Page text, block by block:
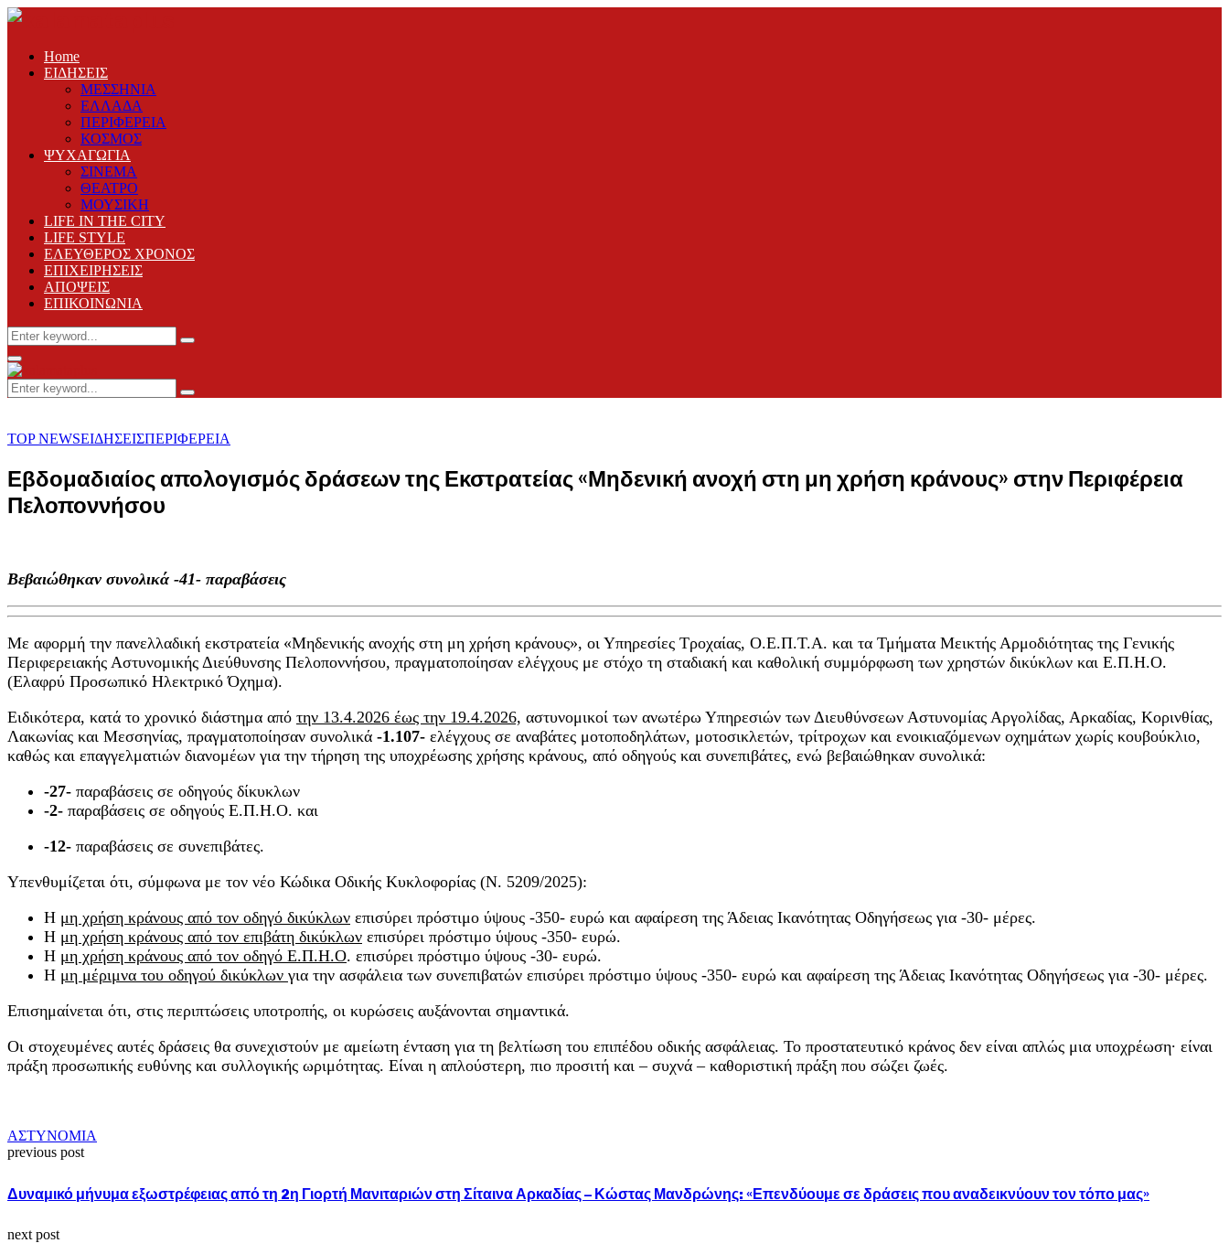
Home
ΕΙΔΗΣΕΙΣ
ΜΕΣΣΗΝΙΑ
ΕΛΛΑΔΑ
ΠΕΡΙΦΕΡΕΙΑ
ΚΟΣΜΟΣ
ΨΥΧΑΓΩΓΙΑ
ΣΙΝΕΜΑ
ΘΕΑΤΡΟ
ΜΟΥΣΙΚΗ
LIFE IN THE CITY
LIFE STYLE
ΕΛΕΥΘΕΡΟΣ ΧΡΟΝΟΣ
ΕΠΙΧΕΙΡΗΣΕΙΣ
ΑΠΟΨΕΙΣ
ΕΠΙΚΟΙΝΩΝΙΑ
Search
for:
Search
Primary
Menu
Search
for:
Search
TOP NEWSΕΙΔΗΣΕΙΣΠΕΡΙΦΕΡΕΙΑ
Εβδομαδιαίος απολογισμός δράσεων της Εκστρατείας «Μηδενική ανοχή στη μη χρήση κράνους» στην Περιφέρεια
Πελοποννήσου
Βεβαιώθηκαν συνολικά -41- παραβάσεις
Με αφορμή την πανελλαδική εκστρατεία «Μηδενικής ανοχής στη μη χρήση κράνους», οι Υπηρεσίες Τροχαίας, Ο.Ε.Π.Τ.Α. και τα Τμήματα Μεικτής Αρμοδιότητας της Γενικής
Περιφερειακής Αστυνομικής Διεύθυνσης Πελοποννήσου, πραγματοποίησαν ελέγχους με στόχο τη σταδιακή και καθολική συμμόρφωση των χρηστών δικύκλων και Ε.Π.Η.Ο.
(Ελαφρύ Προσωπικό Ηλεκτρικό Όχημα).
Ειδικότερα, κατά το χρονικό διάστημα από την 13.4.2026 έως την 19.4.2026, αστυνομικοί των ανωτέρω Υπηρεσιών των Διευθύνσεων Αστυνομίας Αργολίδας, Αρκαδίας, Κορινθίας,
Λακωνίας και Μεσσηνίας, πραγματοποίησαν συνολικά -1.107- ελέγχους σε αναβάτες μοτοποδηλάτων, μοτοσικλετών, τρίτροχων και ενοικιαζόμενων οχημάτων χωρίς κουβούκλιο,
καθώς και επαγγελματιών διανομέων για την τήρηση της υποχρέωσης χρήσης κράνους, από οδηγούς και συνεπιβάτες, ενώ βεβαιώθηκαν συνολικά:
-27- παραβάσεις σε οδηγούς δίκυκλων
-2- παραβάσεις σε οδηγούς Ε.Π.Η.Ο. και
-12- παραβάσεις σε συνεπιβάτες.
Υπενθυμίζεται ότι, σύμφωνα με τον νέο Κώδικα Οδικής Κυκλοφορίας (Ν. 5209/2025):
Η μη χρήση κράνους από τον οδηγό δικύκλων επισύρει πρόστιμο ύψους -350- ευρώ και αφαίρεση της Άδειας Ικανότητας Οδηγήσεως για -30- μέρες.
Η μη χρήση κράνους από τον επιβάτη δικύκλων επισύρει πρόστιμο ύψους -350- ευρώ.
Η μη χρήση κράνους από τον οδηγό Ε.Π.Η.Ο. επισύρει πρόστιμο ύψους -30- ευρώ.
Η μη μέριμνα του οδηγού δικύκλων για την ασφάλεια των συνεπιβατών επισύρει πρόστιμο ύψους -350- ευρώ και αφαίρεση της Άδειας Ικανότητας Οδηγήσεως για -30- μέρες.
Επισημαίνεται ότι, στις περιπτώσεις υποτροπής, οι κυρώσεις αυξάνονται σημαντικά.
Οι στοχευμένες αυτές δράσεις θα συνεχιστούν με αμείωτη ένταση για τη βελτίωση του επιπέδου οδικής ασφάλειας. Το προστατευτικό κράνος δεν είναι απλώς μια υποχρέωση· είναι
πράξη προσωπικής ευθύνης και συλλογικής ωριμότητας. Είναι η απλούστερη, πιο προσιτή και – συχνά – καθοριστική πράξη που σώζει ζωές.
ΑΣΤΥΝΟΜΙΑ
previous post
Δυναμικό μήνυμα εξωστρέφειας από τη 2η Γιορτή Μανιταριών στη Σίταινα Αρκαδίας – Κώστας Μανδρώνης: «Επενδύουμε σε δράσεις που αναδεικνύουν τον τόπο μας»
next post